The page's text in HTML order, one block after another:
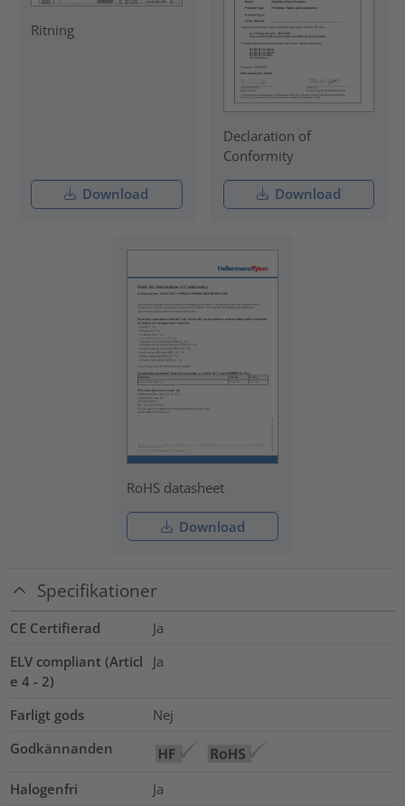
Ritning
Download
Declaration of
Conformity
Download
RoHS datasheet
Download
Specifikationer
CE Certifierad
Ja
ELV compliant (Articl
e 4 - 2)
Ja
Farligt gods
Nej
Godkännanden
Halogenfri
Ja